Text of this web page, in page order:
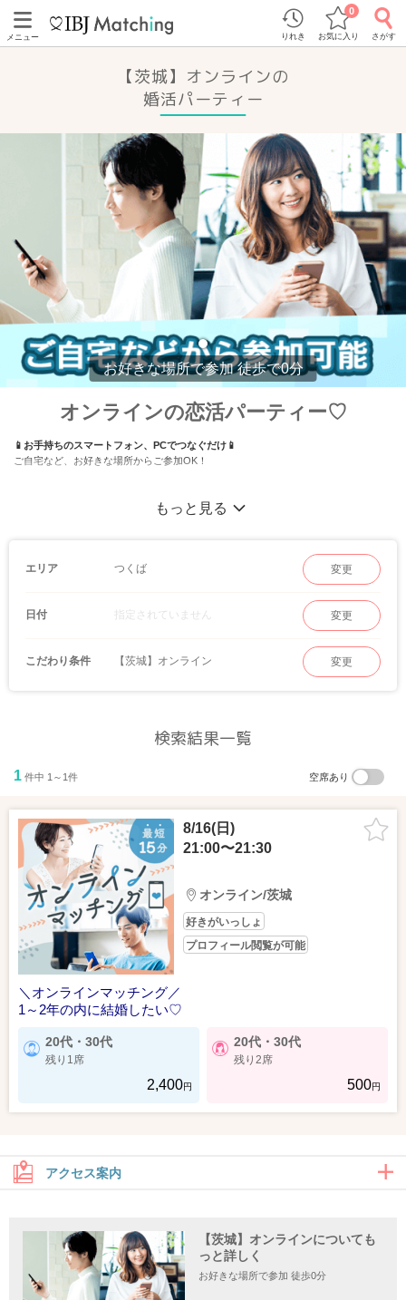
メニュー りれき お気に入り
0
さがす
【茨城】オンラインの
婚活パーティー
お好きな場所で参加 徒歩で0分
オンラインの恋活パーティー♡
📱お手持ちのスマートフォン、PCでつなぐだけ📱
ご自宅など、お好きな場所からご参加OK！
もっと見る
エリア つくば 変更
日付 指定されていません 変更
こだわり条件 【茨城】オンライン 変更
検索結果一覧
1 件中 1～1件 空席あり
8/16(日)
21:00〜21:30
オンライン/茨城
好きがいっしょ
プロフィール閲覧が可能
＼オンラインマッチング／
1～2年の内に結婚したい♡
20代・30代
残り1席
2,400円
20代・30代
残り2席
500円
アクセス案内
住所
【茨城】オンラインについても
っと詳しく
お好きな場所で参加 徒歩0分